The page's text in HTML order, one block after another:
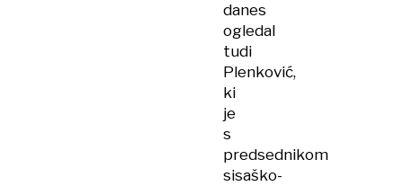
danes
ogledal
tudi
Plenković,
ki
je
s
predsednikom
sisaško-